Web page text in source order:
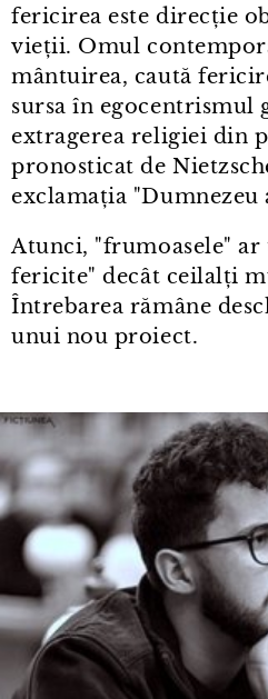
fericirea este direcție
vieții. Omul
mântuirea, caută
sursa în egocentrismul
extragerea religiei din
pronosticat de
exclamația "Dumnezeu
Atunci, "frumoasele"
fericite" decât ceilalți
Întrebarea rămâne
unui nou proiect.